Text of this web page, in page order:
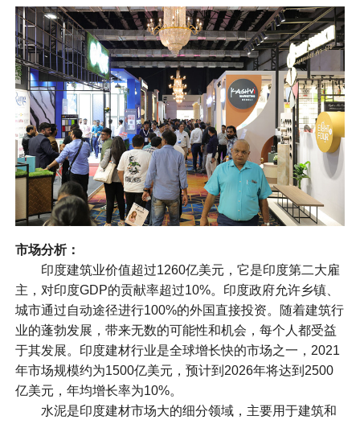
市场分析：
印度建筑业价值超过1260亿美元，它是印度第二大雇
主，对印度GDP的贡献率超过10%。印度政府允许乡镇、
城市通过自动途径进行100%的外国直接投资。随着建筑行
业的蓬勃发展，带来无数的可能性和机会，每个人都受益
于其发展。印度建材行业是全球增长快的市场之一，2021
年市场规模约为1500亿美元，预计到2026年将达到2500
亿美元，年均增长率为10%。
水泥是印度建材市场大的细分领域，主要用于建筑和